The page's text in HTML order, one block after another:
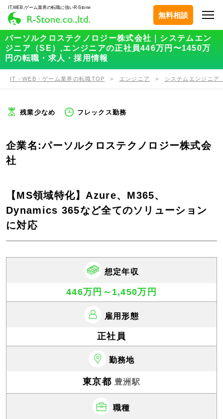
IT,WEB,ゲーム業界の転職に強いR-Stone
無料相談
パーソルクロステクノロジー株式会社｜システムエン
ジニア（SE）,エンジニアの正社員446万円〜1450万
円の転職・求人・採用情報
IT・WEB・ゲーム業界の転職TOP エンジニア システムエンジニア
残業少なめ フレックス勤務
企業名:パーソルクロステクノロジー株式会
社
【MS領域特化】Azure、M365、
Dynamics 365など全てのソリューション
に対応
想定年収
446万円～1,450万円
雇用形態
正社員
勤務地
東京都豊洲駅
職種